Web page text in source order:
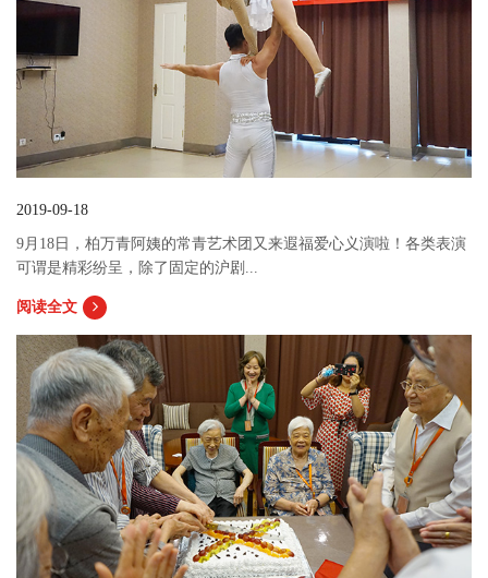
2019-09-18
9月18日，柏万青阿姨的常青艺术团又来遐福爱心义演啦！各类表演
可谓是精彩纷呈，除了固定的沪剧...
阅读全文